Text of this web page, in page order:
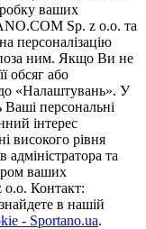
ваших
Sp. z o.o. та
персоналізацію
поза ним. Якщо Ви не
обсяг або
до «Налаштувань». У
Ваші персональні
інтерес
високого рівня
та
ваших
o.o. Контакт:
в нашій
- Sportano.ua.